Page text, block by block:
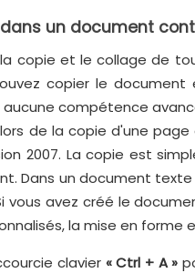
un document
copie et le collage de
copier le
compétence
de la copie d'une
2007. La copie est
Dans un document
vous avez créé le
la mise en
clavier « Ctrl + A »